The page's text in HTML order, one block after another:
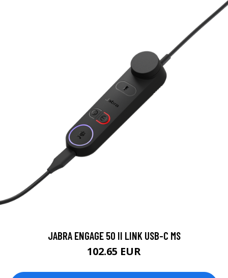
JABRA ENGAGE 50 II LINK USB-C MS
102.65 EUR